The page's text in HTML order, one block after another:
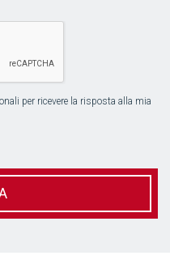
per ricevere la risposta alla mia